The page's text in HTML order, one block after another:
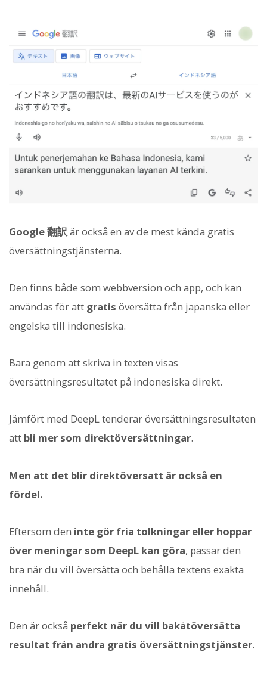
Google 翻訳är också en av de mest kända gratis
översättningstjänsterna.
Den finns både som webbversion och app, och kan
användas för att gratis översätta från japanska eller
engelska till indonesiska.
Bara genom att skriva in texten visas
översättningsresultatet på indonesiska direkt.
Jämfört med DeepL tenderar översättningsresultaten
att bli mer som direktöversättningar.
Men att det blir direktöversatt är också en
fördel.
Eftersom den inte gör fria tolkningar eller hoppar
över meningar som DeepL kan göra, passar den
bra när du vill översätta och behålla textens exakta
innehåll.
Den är också perfekt när du vill bakåtöversätta
resultat från andra gratis översättningstjänster.